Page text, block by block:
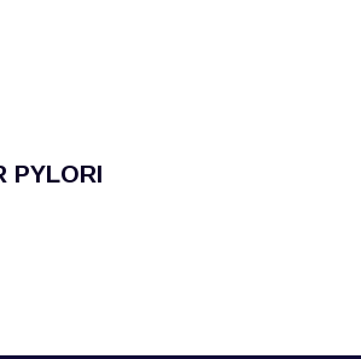
PYLORI